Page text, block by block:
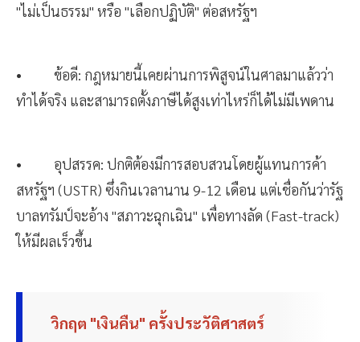
"ไม่เป็นธรรม" หรือ "เลือกปฏิบัติ" ต่อสหรัฐฯ
• ข้อดี: กฎหมายนี้เคยผ่านการพิสูจน์ในศาลมาแล้วว่า
ทำได้จริง และสามารถตั้งภาษีได้สูงเท่าไหร่ก็ได้ไม่มีเพดาน
• อุปสรรค: ปกติต้องมีการสอบสวนโดยผู้แทนการค้า
สหรัฐฯ (USTR) ซึ่งกินเวลานาน 9-12 เดือน แต่เชื่อกันว่ารัฐ
บาลทรัมป์จะอ้าง "สภาวะฉุกเฉิน" เพื่อทางลัด (Fast-track)
ให้มีผลเร็วขึ้น
วิกฤต "เงินคืน" ครั้งประวัติศาสตร์